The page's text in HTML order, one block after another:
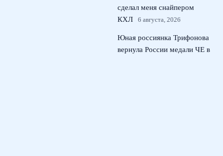
сделал меня снайпером
КХЛ
6 августа, 2026
Юная россиянка Трифонова
вернула России медали ЧЕ в